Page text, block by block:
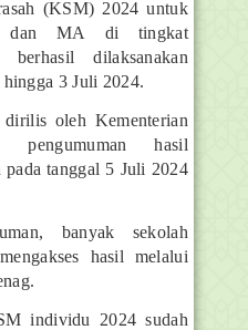
(KSM) 2024 untuk
dan MA di tingkat
berhasil dilaksanakan
3 Juli 2024.
oleh Kementerian
pengumuman hasil
tanggal 5 Juli 2024
banyak sekolah
hasil melalui
individu 2024 sudah